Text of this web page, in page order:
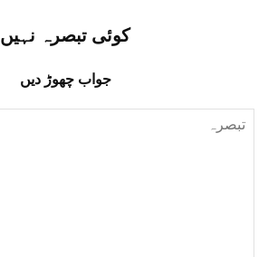
کوئی تبصرہ نہیں
جواب چھوڑ دیں